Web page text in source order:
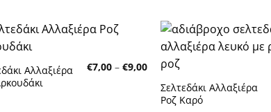
στην λίστα
Αλλαξιέρα
€7,00 – €9,00Price
€7,00
through
€9,00
Σελτεδάκι Αλλαξιέρα
Ροζ Καρό